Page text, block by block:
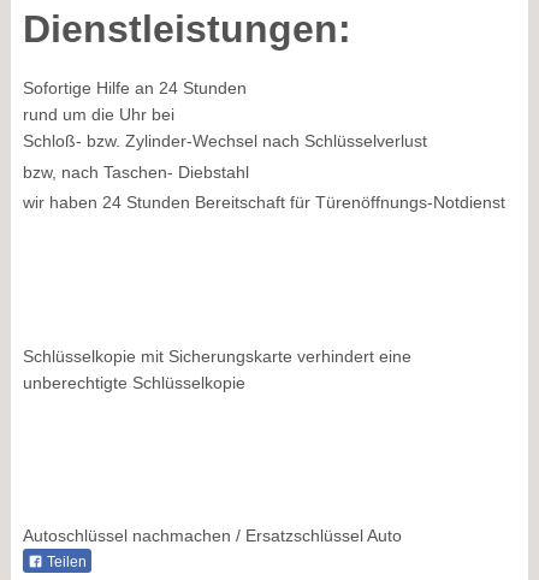
Dienstleistungen:
Sofortige Hilfe an 24 Stunden
rund um die Uhr bei
Schloß- bzw. Zylinder-Wechsel nach Schlüsselverlust
bzw, nach Taschen- Diebstahl
wir haben 24 Stunden Bereitschaft für Türenöffnungs-Notdienst
Schlüsselkopie mit Sicherungskarte verhindert eine
unberechtigte Schlüsselkopie
Autoschlüssel nachmachen / Ersatzschlüssel Auto
Teilen